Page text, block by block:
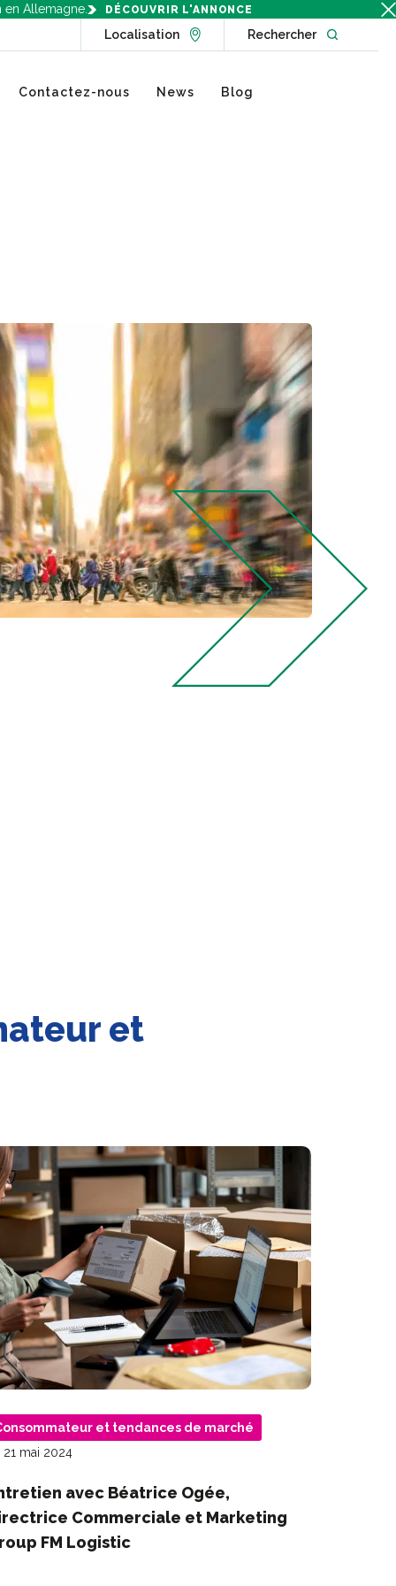
en Allemagne. DÉCOUVRIR L'ANNONCE
LocalisationGo to Locations page
RechercherOpen
Contactez-nous News Blog
et
et tendances de marché
21 mai 2024
avec Béatrice Ogée,
Commerciale et Marketing
FM Logistic